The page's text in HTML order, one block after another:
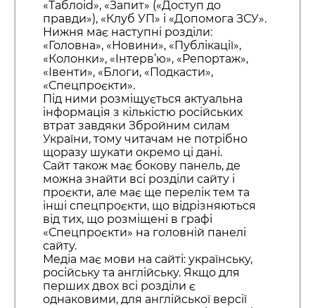
«Таблоid», «Запит» («Доступ до
правди»), «Клуб УП» і «Допомога ЗСУ».
Нижня має наступні розділи:
«Головна», «Новини», «Публікації»,
«Колонки», «Інтерв’ю», «Репортаж»,
«Івенти», «Блоги, «Подкасти»,
«Спецпроєкти».
Під ними розміщується актуальна
інформація з кількістю російських
втрат завдяки Збройним силам
України, тому читачам не потрібно
щоразу шукати окремо ці дані.
Сайт також має бокову панель, де
можна знайти всі розділи сайту і
проєкти, але має ще перелік тем та
інші спецпроєкти, що відрізняються
від тих, що розміщені в графі
«Спецпроєкти» на головній панелі
сайту.
Медіа має мови на сайті: українську,
російську та англійську. Якщо для
перших двох всі розділи є
однаковими, для англійської версії